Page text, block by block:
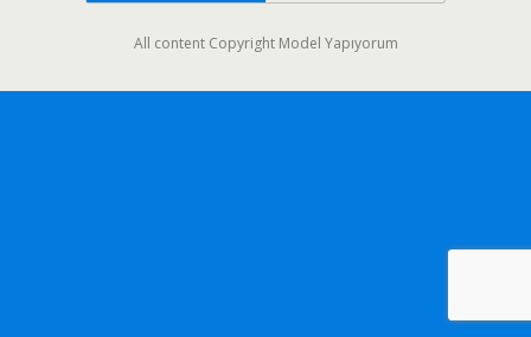
All content Copyright Model Yapıyorum